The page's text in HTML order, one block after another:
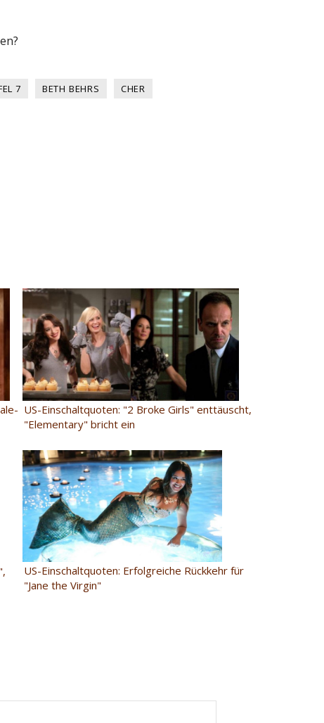
7 BETH BEHRS
CHER
US-Einschaltquoten: "2 Broke Girls" enttäuscht,
"Elementary" bricht ein
US-Einschaltquoten: Erfolgreiche Rückkehr für
"Jane the Virgin"